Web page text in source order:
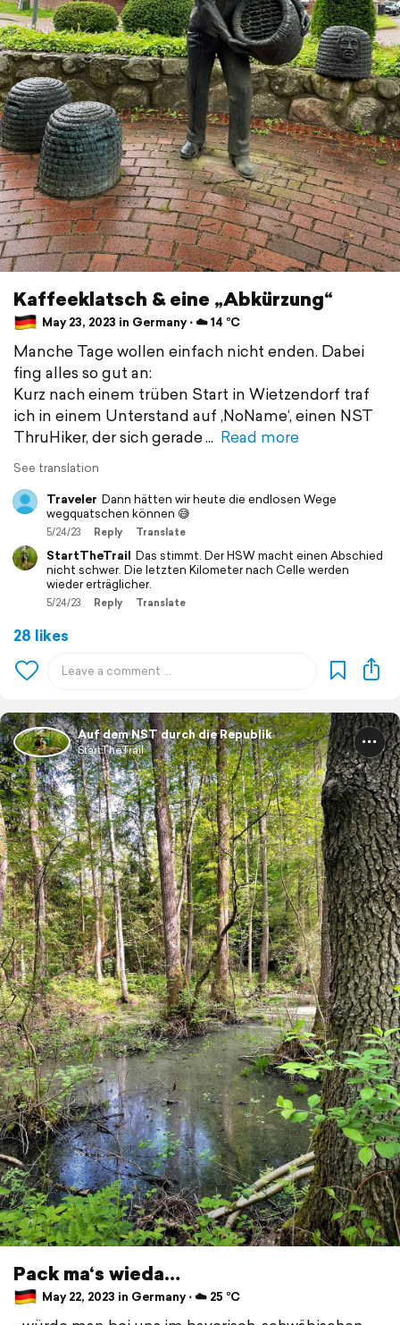
Kaffeeklatsch & eine „Abkürzung“
May 23, 2023 in Germany ⋅ ☁️ 14 °C
Manche Tage wollen einfach nicht enden. Dabei
fing alles so gut an:
Kurz nach einem trüben Start in Wietzendorf traf
ich in einem Unterstand auf ‚NoName‘, einen NST
ThruHiker, der sich gerade
Read more
See translation
Traveler Dann hätten wir heute die endlosen Wege
wegquatschen können 😅
5/24/23 Reply Translate
StartTheTrail Das stimmt. Der HSW macht einen Abschied
nicht schwer. Die letzten Kilometer nach Celle werden
wieder erträglicher.
5/24/23 Reply Translate
28 likes
Auf dem NST durch die Republik
StartTheTrail
Pack ma‘s wieda…
May 22, 2023 in Germany ⋅ ☁️ 25 °C